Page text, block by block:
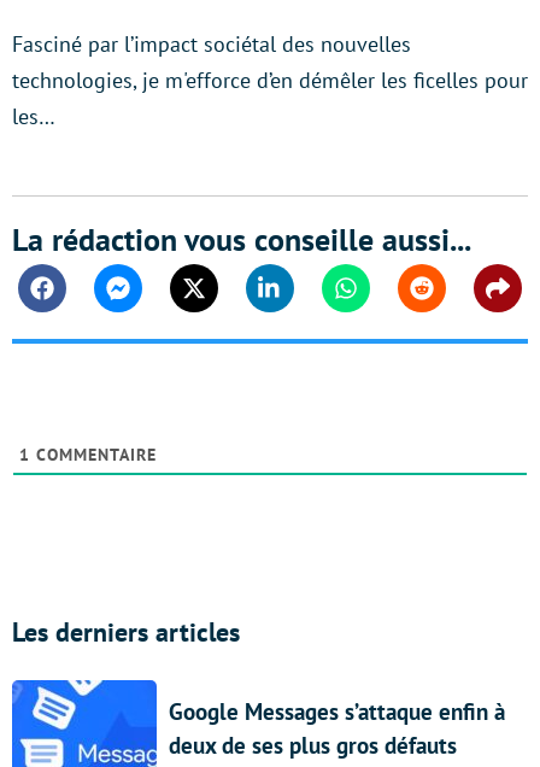
Fasciné par l’impact sociétal des nouvelles
technologies, je m'efforce d’en démêler les ficelles pour
les…
La rédaction vous conseille aussi...
FacebookMessengerTwitter Linkedin WhatsappReddit
1 COMMENTAIRE
Les derniers articles
Google Messages s’attaque enfin à
deux de ses plus gros défauts